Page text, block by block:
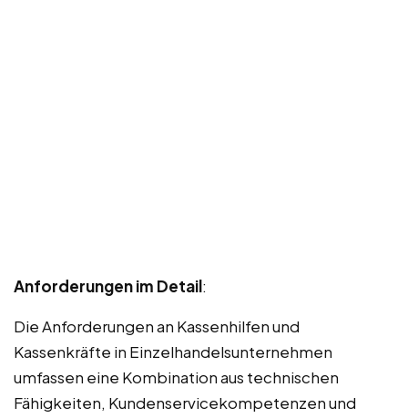
Anforderungen im Detail:
Die Anforderungen an Kassenhilfen und
Kassenkräfte in Einzelhandelsunternehmen
umfassen eine Kombination aus technischen
Fähigkeiten, Kundenservicekompetenzen und